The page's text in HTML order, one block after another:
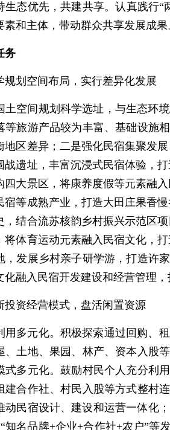
生态优先，共建共享。认真践行
和主体，带动群众共享发展成果
务
规划空间布局，实行差异化发展
土空间规划科学选址，与生态环
等旅游产品较为丰富、基础设施
地区差异；二是强化民宿集聚发
战遗址，丰富沉浸式民宿体验，
四大景区，将康养度假等元素融
宿等成熟产业，打造大田庄果香
，结合流苏核韵乡村振兴示范区
将体育运动元素融入民宿文化，
，发展乡村亲子研学游，打造许
融入民宿开发建设和经营管理
投资经营模式，盘活闲置资源
用多元化。积极探索通过回购、
、土地、果园、林产、资本入股
式多元化。鼓励村民个人充分利
建合作社、村民入股等方式整村
动民宿设计、建设和运营一体化
知名品牌+企业+合作社+农户”等